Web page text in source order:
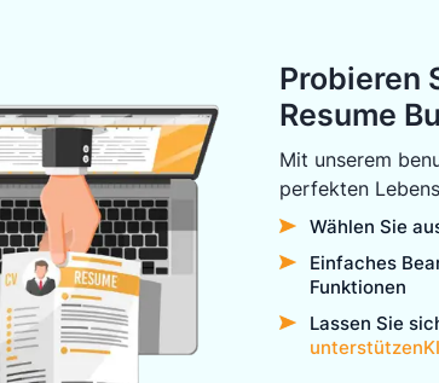
Probieren
Resume
Mit unserem
perfekten
Wählen Sie
Einfaches
Funktionen
Lassen Sie